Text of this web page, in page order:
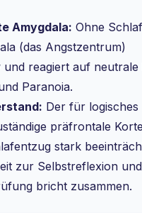
Amygdala: Ohne
(das Angstzentrum)
und reagiert auf neutrale
Paranoia.
Der für logisches
präfrontale
stark
zur Selbstreflexion und
bricht zusammen.